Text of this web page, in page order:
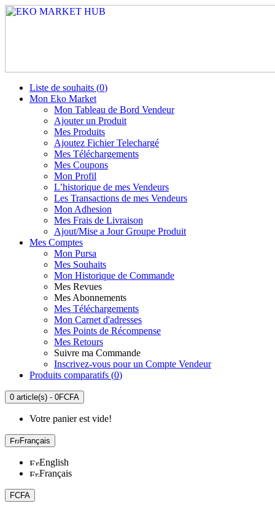
Liste de souhaits (0)
Mon Eko Market
Mon Tableau de Bord Vendeur
Ajouter un Produit
Mes Produits
Ajoutez Fichier Telechargé
Mes Téléchargements
Mes Coupons
Mon Profil
L’historique de mes Vendeurs
Les Transactions de mes Vendeurs
Mon Adhesion
Mes Frais de Livraison
Ajout/Mise a Jour Groupe Produit
Mes Comptes
Mon Pursa
Mes Souhaits
Mon Historique de Commande
Mes Revues
Mes Abonnements
Mes Téléchargements
Mon Carnet d'adresses
Mes Points de Récompense
Mes Retours
Suivre ma Commande
Inscrivez-vous pour un Compte Vendeur
Produits comparatifs (0)
0 article(s) - 0FCFA
Votre panier est vide!
Français
English
Français
FCFA